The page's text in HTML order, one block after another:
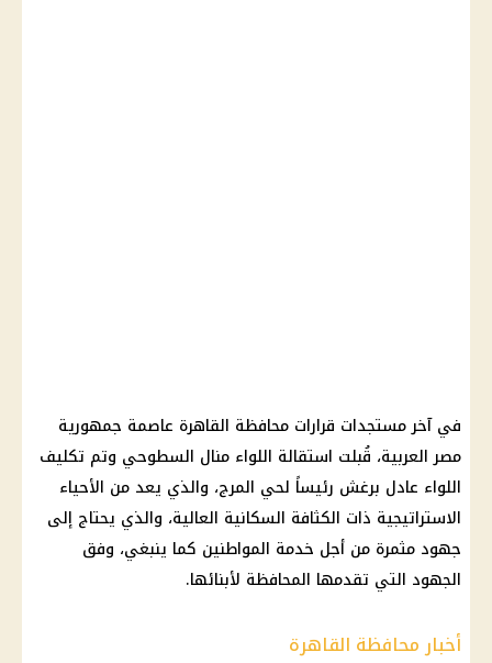
في آخر مستجدات قرارات محافظة القاهرة عاصمة جمهورية
مصر العربية، قُبلت استقالة اللواء منال السطوحي وتم تكليف
اللواء عادل برغش رئيساً لحي المرج، والذي يعد من الأحياء
الاستراتيجية ذات الكثافة السكانية العالية، والذي يحتاج إلى
جهود مثمرة من أجل خدمة المواطنين كما ينبغي، وفق
الجهود التي تقدمها المحافظة لأبنائها.
أخبار محافظة القاهرة